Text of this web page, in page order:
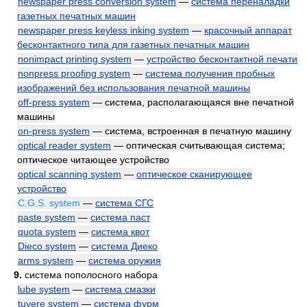
газетных печатных машин
newspaper press keyless inking system — красочный аппарат
бесконтактного типа для газетных печатных машин
nonimpact printing system — устройство бесконтактной печати
nonpress proofing system — система получения пробных
изображений без использования печатной машины
off-press system — система, располагающаяся вне печатной
машины
on-press system — система, встроенная в печатную машину
optical reader system — оптическая считывающая система;
оптическое читающее устройство
optical scanning system — оптическое сканирующее
устройство
C.G.S. system — система СГС
paste system — система паст
quota system — система квот
Dieco system — система Диеко
arms system — система оружия
9. система пополосного набора
lube system — система смазки
tuyere system — система фурм